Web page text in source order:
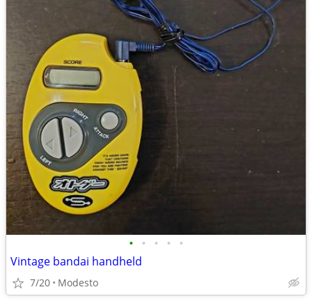
• • • • •
Vintage bandai handheld
7/20 Modesto